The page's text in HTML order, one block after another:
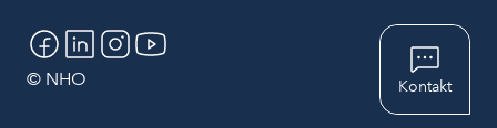
© NHO Kontakt